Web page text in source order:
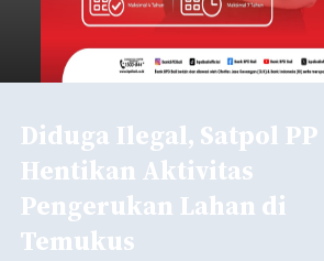
Diduga Ilegal, Satpol PP
Hentikan Aktivitas
Pengerukan Lahan di
Temukus